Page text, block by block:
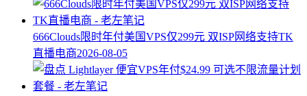
666Clouds限时年付美国VPS仅299元 双ISP网络支持TK
直播电商2026-08-05